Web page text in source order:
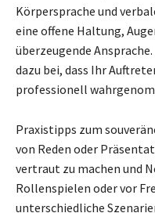
Körpersprache und
eine offene Haltung,
überzeugende
dazu bei, dass Ihr
professionell
Praxistipps zum
von Reden oder
vertraut zu machen und
Rollenspielen oder vor
unterschiedliche